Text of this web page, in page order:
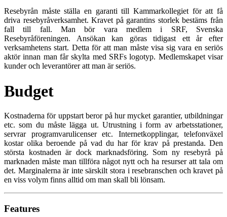
Resebyrån måste ställa en garanti till Kammarkollegiet för att få
driva resebyråverksamhet. Kravet på garantins storlek bestäms från
fall till fall. Man bör vara medlem i SRF, Svenska
Resebyråföreningen. Ansökan kan göras tidigast ett år efter
verksamhetens start. Detta för att man måste visa sig vara en seriös
aktör innan man får skylta med SRFs logotyp. Medlemskapet visar
kunder och leverantörer att man är seriös.
Budget
Kostnaderna för uppstart beror på hur mycket garantier, utbildningar
etc. som du måste lägga ut. Utrustning i form av arbetsstationer,
servrar programvarulicenser etc. Internetkopplingar, telefonväxel
kostar olika beroende på vad du har för krav på prestanda. Den
största kostnaden är dock marknadsföring. Som ny resebyrå på
marknaden måste man tillföra något nytt och ha resurser att tala om
det. Marginalerna är inte särskilt stora i resebranschen och kravet på
en viss volym finns alltid om man skall bli lönsam.
Features